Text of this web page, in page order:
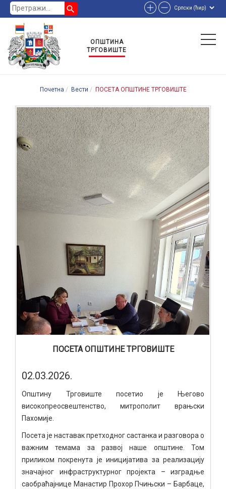
search
ОПШТИНА
ТРГОВИШТЕ
Почетна Вести ПОСЕТА ОПШТИНЕ ТРГОВИШТЕ
ПОСЕТА ОПШТИНЕ ТРГОВИШТЕ
02.03.2026.
Општину Трговиште посетио је Његово
високопреосвештенство, митрополит врањски
Пахомије.
Посета је наставак претходног састанка и разговора о
важним темама за развој наше општине. Том
приликом покренута је иницијатива за реализацију
значајног инфраструктурног пројекта – изградње
саобраћајнице Манастир Прохор Пчињски – Барбаце,